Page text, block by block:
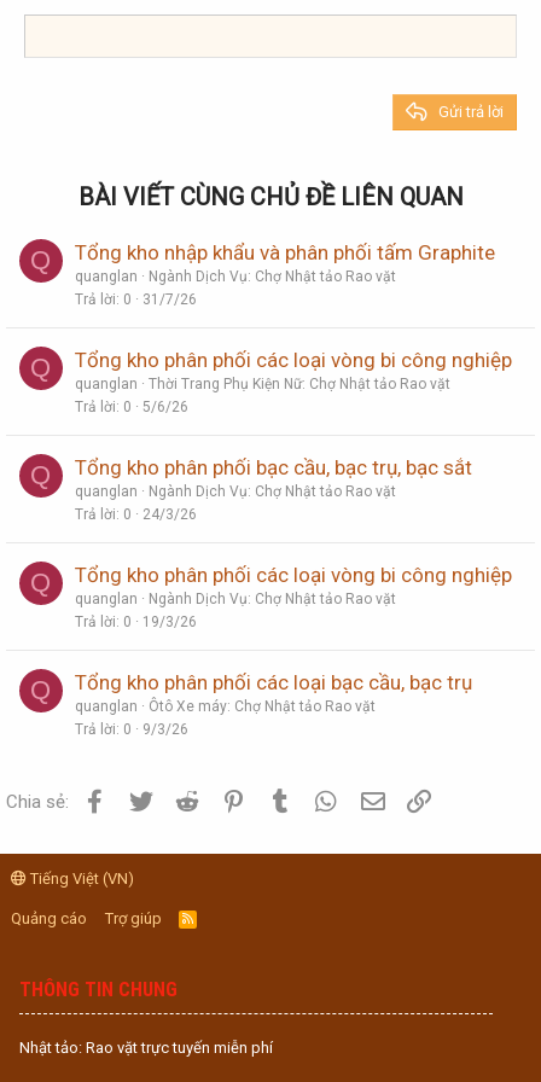
18
22
Tahoma
Times New Roman
Gửi trả lời
BÀI VIẾT CÙNG CHỦ ĐỀ LIÊN QUAN
Q Tổng kho nhập khẩu và phân phối tấm Graphite
quanglan
Ngành Dịch Vụ: Chợ Nhật tảo Rao vặt
Trả lời 0 31/7/26
Q Tổng kho phân phối các loại vòng bi công nghiệp
quanglan
Thời Trang Phụ Kiện Nữ: Chợ Nhật tảo Rao vặt
Trả lời 0 5/6/26
Q Tổng kho phân phối bạc cầu, bạc trụ, bạc sắt
quanglan
Ngành Dịch Vụ: Chợ Nhật tảo Rao vặt
Trả lời 0 24/3/26
Q Tổng kho phân phối các loại vòng bi công nghiệp
quanglan
Ngành Dịch Vụ: Chợ Nhật tảo Rao vặt
Trả lời 0 19/3/26
Q Tổng kho phân phối các loại bạc cầu, bạc trụ
quanglan
Ôtô Xe máy: Chợ Nhật tảo Rao vặt
Trả lời 0 9/3/26
Chia sẻ: Facebook
Twitter Reddit PinterestTumblr WhatsApp
Email
Tiếng Việt (VN)
Quảng cáo Trợ giúp
R
S
THÔNG TIN CHUNG
Nhật tảo: Rao vặt trực tuyến miễn phí